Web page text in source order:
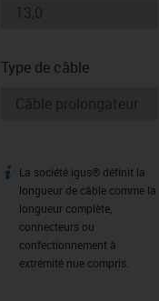
Type de câble
igus-icon-info
La société igus® définit la
longueur de câble comme la
longueur complète,
connecteurs ou
confectionnement à
extrémité nue compris.